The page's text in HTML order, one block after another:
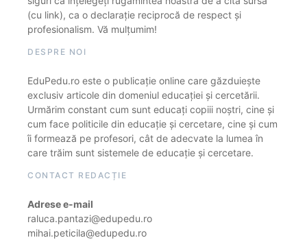
(cu link), ca o declarație reciprocă de respect și
profesionalism. Vă mulțumim!
DESPRE NOI
EduPedu.ro este o publicație online care găzduiește
exclusiv articole din domeniul educației și cercetării.
Urmărim constant cum sunt educați copiii noștri, cine și
cum face politicile din educație și cercetare, cine și cum
îi formează pe profesori, cât de adecvate la lumea în
care trăim sunt sistemele de educație și cercetare.
CONTACT REDACȚIE
Adrese e-mail
raluca.pantazi@edupedu.ro
mihai.peticila@edupedu.ro